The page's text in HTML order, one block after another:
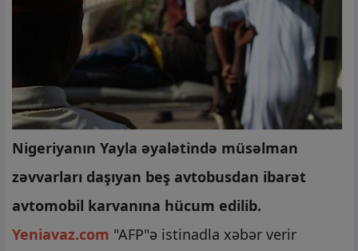
Nigeriyanın Yayla əyalətində müsəlman
zəvvarları daşıyan beş avtobusdan ibarət
avtomobil karvanına hücum edilib.
Yeniavaz.com "AFP"ə istinadla xəbər verir